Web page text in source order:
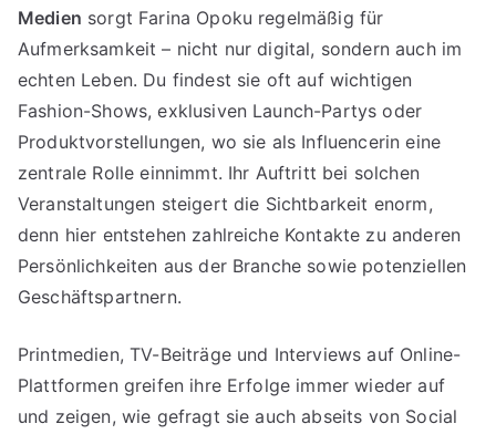
Medien sorgt Farina Opoku regelmäßig für
Aufmerksamkeit – nicht nur digital, sondern auch im
echten Leben. Du findest sie oft auf wichtigen
Fashion-Shows, exklusiven Launch-Partys oder
Produktvorstellungen, wo sie als Influencerin eine
zentrale Rolle einnimmt. Ihr Auftritt bei solchen
Veranstaltungen steigert die Sichtbarkeit enorm,
denn hier entstehen zahlreiche Kontakte zu anderen
Persönlichkeiten aus der Branche sowie potenziellen
Geschäftspartnern.
Printmedien, TV-Beiträge und Interviews auf Online-
Plattformen greifen ihre Erfolge immer wieder auf
und zeigen, wie gefragt sie auch abseits von Social